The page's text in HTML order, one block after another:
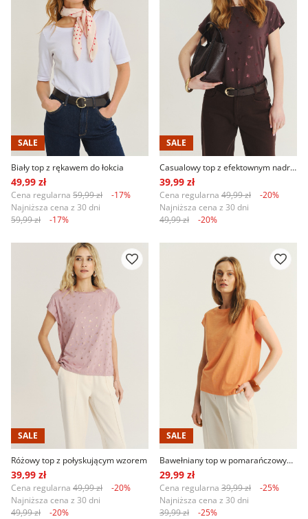
SALE
Biały top z rękawem do łokcia
49,99 zł
Cena regularna 59,99 zł
-17%
Najniższa cena z 30 dni
59,99 zł
-17%
SALE
Casualowy top z efektownym nadrukiem
39,99 zł
Cena regularna 49,99 zł
-20%
Najniższa cena z 30 dni
49,99 zł
-20%
SALE
Różowy top z połyskującym wzorem
39,99 zł
Cena regularna 49,99 zł
-20%
Najniższa cena z 30 dni
49,99 zł
-20%
SALE
Bawełniany top w pomarańczowym kolorze
29,99 zł
Cena regularna 39,99 zł
-25%
Najniższa cena z 30 dni
39,99 zł
-25%